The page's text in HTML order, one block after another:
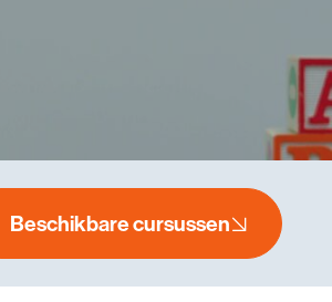
Beschikbare cursussen